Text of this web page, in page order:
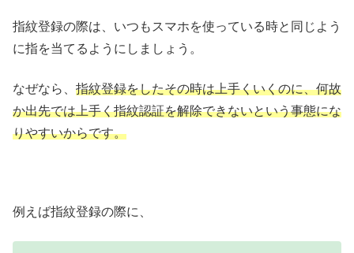
指紋登録の際は、いつもスマホを使っている時と同じよう
に指を当てるようにしましょう。
なぜなら、 指紋登録をしたその時は上手くいくのに、何故
か出先では上手く指紋認証を解除できないという事態にな
りやすいからです。
例えば指紋登録の際に、